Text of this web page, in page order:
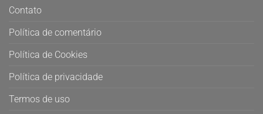
Contato
Política de comentário
Política de Cookies
Política de privacidade
Termos de uso